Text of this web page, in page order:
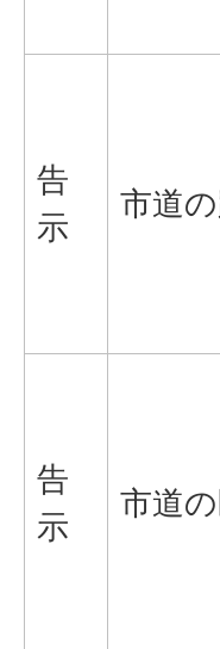
告
示
市道
告
示
市道